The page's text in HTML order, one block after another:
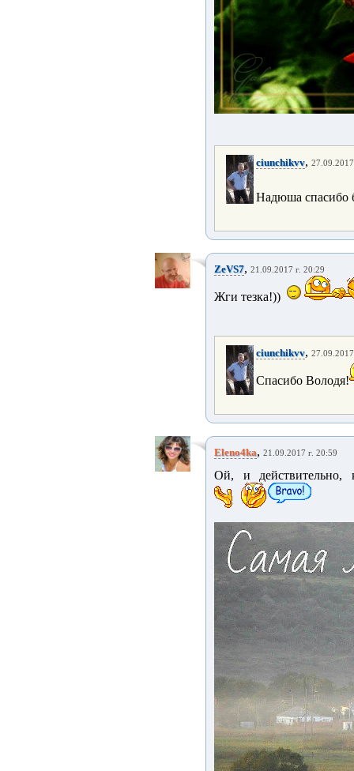
ciunchikvv,
Надюша спасибо
ZeVS7, 21.09.2017 г. 20:29
Жги тезка!))
ciunchikvv,
Спасибо Володя!
Eleno4ka, 21.09.2017 г. 20:59
Ой, и действительно,